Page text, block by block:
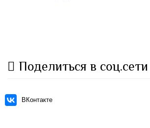
Поделиться в соц.сети
ВКонтакте